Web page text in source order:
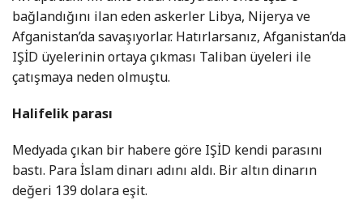
bağlandığını ilan eden askerler Libya, Nijerya ve
Afganistan’da savaşıyorlar. Hatırlarsanız, Afganistan’da
IŞİD üyelerinin ortaya çıkması Taliban üyeleri ile
çatışmaya neden olmuştu.
Halifelik parası
Medyada çıkan bir habere göre IŞİD kendi parasını
bastı. Para İslam dinarı adını aldı. Bir altın dinarın
değeri 139 dolara eşit.